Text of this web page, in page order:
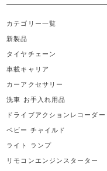
カテゴリー一覧
新製品
タイヤチェーン
車載キャリア
カーアクセサリー
洗車 お手入れ用品
ドライブアクションレコーダー
ベビー チャイルド
ライト ランプ
リモコンエンジンスターター